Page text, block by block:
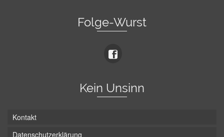
Folge-Wurst
Kein Unsinn
Kontakt
Datenschutzerklärung